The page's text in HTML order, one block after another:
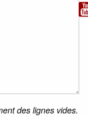
des lignes vides.